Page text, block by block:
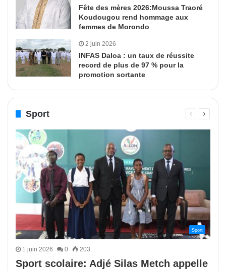
Fête des mères 2026:Moussa Traoré
Koudougou rend hommage aux
femmes de Morondo
2 juin 2026
INFAS Daloa : un taux de réussite
record de plus de 97 % pour la
promotion sortante
Sport
PagePage
Sport
1 juin 2026 0 203
Sport scolaire: Adjé Silas Metch appelle